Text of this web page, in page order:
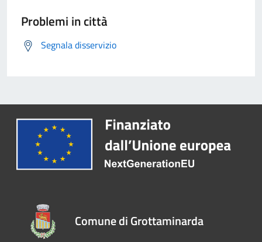
Problemi in città
Segnala disservizio
Comune di Grottaminarda